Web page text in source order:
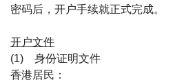
密码后，开户手续就正式完成。
开户文件
(1) 身份证明文件
香港居民：